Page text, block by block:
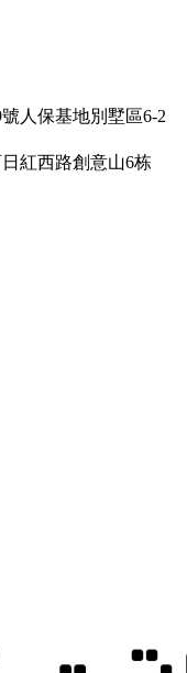
人保基地別墅區6-2
紅西路創意山6栋